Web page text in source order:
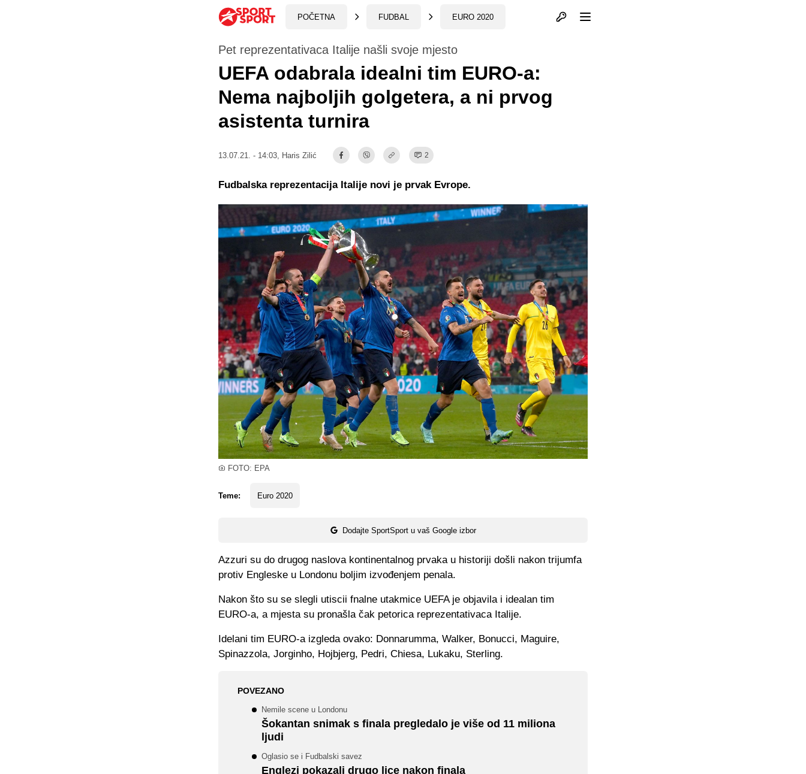
POČETNA FUDBAL EURO 2020 Otvori profil
FOTO: EPA
Pet reprezentativaca Italije našli svoje mjesto
UEFA odabrala idealni tim EURO-a:
Nema najboljih golgetera, a ni prvog
asistenta turnira
13.07.21. - 14:03, Haris Zilić 2
Teme: Euro 2020
Dodajte SportSport u vaš Google izbor
Fudbalska reprezentacija Italije novi je prvak Evrope.
Azzuri su do drugog naslova kontinentalnog prvaka u historiji došli nakon trijumfa
protiv Engleske u Londonu boljim izvođenjem penala.
Nakon što su se slegli utiscii fnalne utakmice UEFA je objavila i idealan tim
EURO-a, a mjesta su pronašla čak petorica reprezentativaca Italije.
Idelani tim EURO-a izgleda ovako: Donnarumma, Walker, Bonucci, Maguire,
Spinazzola, Jorginho, Hojbjerg, Pedri, Chiesa, Lukaku, Sterling.
POVEZANO
Nemile scene u Londonu
Šokantan snimak s finala pregledalo je više od 11 miliona
ljudi
Oglasio se i Fudbalski savez
Englezi pokazali drugo lice nakon finala